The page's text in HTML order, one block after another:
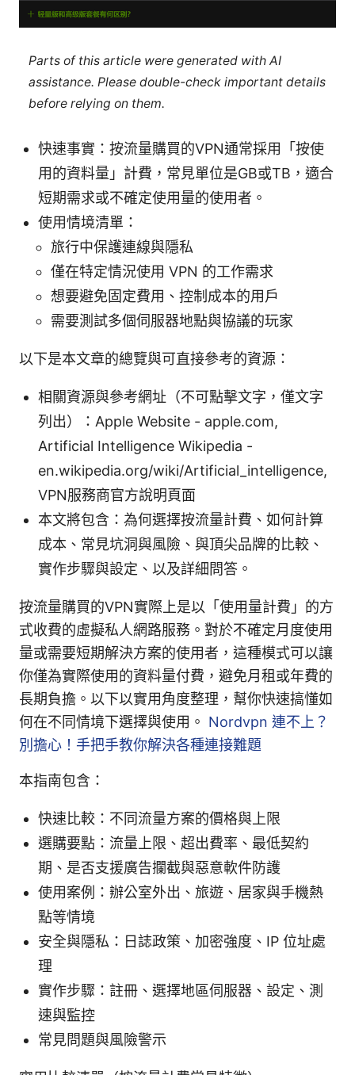
Parts of this article were generated with AI
assistance. Please double-check important details
before relying on them.
快速事實：按流量購買的VPN通常採用「按使
用的資料量」計費，常見單位是GB或TB，適合
短期需求或不確定使用量的使用者。
使用情境清單：
旅行中保護連線與隱私
僅在特定情況使用 VPN 的工作需求
想要避免固定費用、控制成本的用戶
需要測試多個伺服器地點與協議的玩家
以下是本文章的總覽與可直接參考的資源：
相關資源與參考網址（不可點擊文字，僅文字
列出）：Apple Website - apple.com,
Artificial Intelligence Wikipedia -
en.wikipedia.org/wiki/Artificial_intelligence,
VPN服務商官方說明頁面
本文將包含：為何選擇按流量計費、如何計算
成本、常見坑洞與風險、與頂尖品牌的比較、
實作步驟與設定、以及詳細問答。
按流量購買的VPN實際上是以「使用量計費」的方
式收費的虛擬私人網路服務。對於不確定月度使用
量或需要短期解決方案的使用者，這種模式可以讓
你僅為實際使用的資料量付費，避免月租或年費的
長期負擔。以下以實用角度整理，幫你快速搞懂如
何在不同情境下選擇與使用。 Nordvpn 連不上？
別擔心！手把手教你解決各種連接難題
本指南包含：
快速比較：不同流量方案的價格與上限
選購要點：流量上限、超出費率、最低契約
期、是否支援廣告攔截與惡意軟件防護
使用案例：辦公室外出、旅遊、居家與手機熱
點等情境
安全與隱私：日誌政策、加密強度、IP 位址處
理
實作步驟：註冊、選擇地區伺服器、設定、測
速與監控
常見問題與風險警示